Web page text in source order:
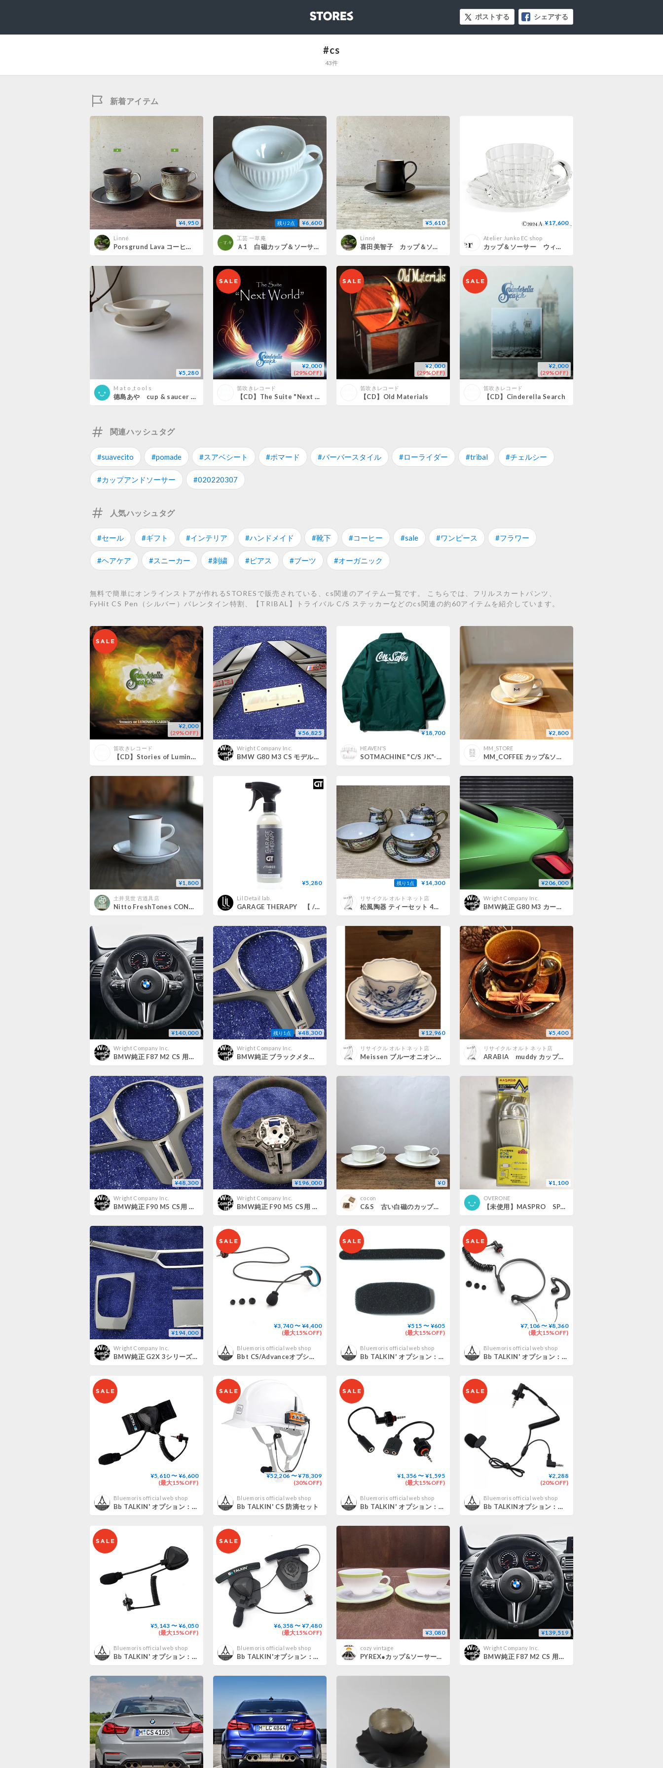
STORES ポストする シェアする
#cs
43件
新着アイテム
¥4,950
Linné
Porsgrund Lava コーヒーカップ＆ソーサー
残り2点 ¥6,600
工芸 一草庵
Ａ1 白磁カップ＆ソーサー／田崎宏
¥5,610
Linné
喜田美智子 カップ＆ソーサー（ブロンズ）
¥17,600
Atelier Junko EC shop
カップ＆ソーサー ウィリアム WILLIAM Teacup & saucer
¥5,280
M a t o ,,t o o l s
德島あや cup & saucer moon
¥2,000
(29%OFF)
笛吹きレコード
【CD】The Suite "Next World"
¥2,000
(29%OFF)
笛吹きレコード
【CD】Old Materials
¥2,000
(29%OFF)
笛吹きレコード
【CD】Cinderella Search
関連ハッシュタグ
#suavecito #pomade #スアベシート #ポマード #バーバースタイル #ローライダー #tribal #チェルシー
#カップアンドソーサー #020220307
人気ハッシュタグ
#セール #ギフト #インテリア #ハンドメイド #靴下 #コーヒー #sale #ワンピース #フラワー
#ヘアケア #スニーカー #刺繍 #ピアス #ブーツ #オーガニック
無料で簡単にオンラインストアが作れるSTORESで販売されている、cs関連のアイテム一覧です。 こちらでは、フリルスカートパンツ、
FyHit CS Pen（シルバー）バレンタイン特割、【TRIBAL】トライバル C/S ステッカーなどのcs関連の約60アイテムを紹介しています。
¥2,000
(29%OFF)
笛吹きレコード
【CD】Stories of Luminous Garden
¥56,825
Wright Company Inc.
BMW G80 M3 CS モデルレタリング エアブリーザー セット
¥18,700
HEAVEN'S
SOTMACHINE "C/S JK"-COACH JACKET GREEN
¥2,800
MM_STORE
MM_COFFEE カップ&ソーサー
¥1,800
土井見世 古道具店
Nitto FreshTones CONCORDE カップ＆ソーサー
¥5,280
Lil Detail lab.
GARAGE THERAPY 【 /THREE セラミックシーラント 500ml 】ガレージセラピー 正規販売店
残り1点 ¥14,300
リサイクル オルト ネット店
松風陶器 ティーセット 4点セット
¥206,000
Wright Company Inc.
BMW純正 G80 M3 カーボンリアスポイラー
¥140,000
Wright Company Inc.
BMW純正 F87 M2 CS 用アルカンタラステアリングホイール COMPETITION
残り1点 ¥48,300
Wright Company Inc.
BMW純正 ブラックメタリック ステアリングホイールカバー
¥12,960
リサイクル オルト ネット店
Meissen ブルーオニオン コーヒーC&S
¥5,400
リサイクル オルト ネット店
ARABIA muddy カップ＆ソーサー
¥48,300
Wright Company Inc.
BMW純正 F90 M5 CS用 ブラックメタリック ステアリングホイールカバー
¥196,000
Wright Company Inc.
BMW純正 F90 M5 CS用 アルカンタラ ステアリングホイール
¥0
cocon
C&S 古い白磁のカップ＆ソーサー
¥1,100
OVERONE
【未使用】MASPRO SP2D-P
¥194,000
Wright Company Inc.
BMW純正 G2X 3シリーズ 4シリーズ Individual アルミメッシュ インテリアトリム
¥3,740 〜 ¥4,400
(最大15%OFF)
Bluemoris official web shop
Bbt CS/Advanceオプション：防水片耳ヘッドセットロング配線
¥515 〜 ¥605
(最大15%OFF)
Bluemoris official web shop
Bb TALKIN' オプション：Bbtマイクスポンジ＆マジックテープ セット
¥7,106 〜 ¥8,360
(最大15%OFF)
Bluemoris official web shop
Bb TALKIN' オプション：喉マイクイヤフォン IPX7
¥5,610 〜 ¥6,600
(最大15%OFF)
Bluemoris official web shop
Bb TALKIN' オプション：業務用防水ヘッドセット IPX7
¥52,206 〜 ¥78,309
(30%OFF)
Bluemoris official web shop
Bb TALKIN' CS 防滴セット
¥1,356 〜 ¥1,595
(最大15%OFF)
Bluemoris official web shop
Bb TALKIN' オプション：BBTProマルチコネクターセットS001pro
¥2,288
(20%OFF)
Bluemoris official web shop
Bb TALKINオプション：スノーヘルメット用ワイヤーマイク B199022
¥5,143 〜 ¥6,050
(最大15%OFF)
Bluemoris official web shop
Bb TALKIN' オプション：スペアヘッドセット B199069
¥6,358 〜 ¥7,480
(最大15%OFF)
Bluemoris official web shop
Bb TALKIN'オプション：ヘルメットパッドヘッドセット B199123
¥3,080
cozy vintage
PYREX●カップ&ソーサー2点セット黄緑●210215n2-pyr オールドパイレックスミルクガラス食器C&Sアメリカン雑貨
¥139,519
Wright Company Inc.
BMW純正 F87 M2 CS 用アルカンタラステアリングホイール COMPETITION